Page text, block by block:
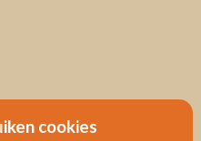
cookies